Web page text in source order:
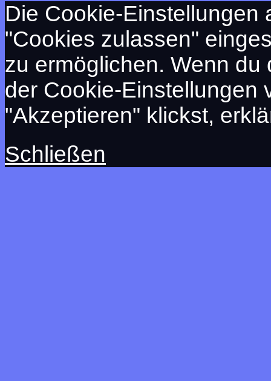
Die Cookie-Einstellungen
"Cookies zulassen"
zu ermöglichen. Wenn
der Cookie-Einstellungen
"Akzeptieren" klickst,
Schließen